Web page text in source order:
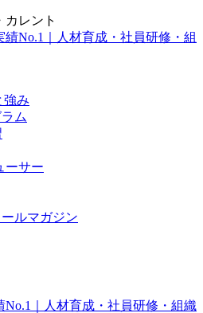
カレント
強み
ム
ーサー
ールマガジン
｜人材育成・社員研修・組織